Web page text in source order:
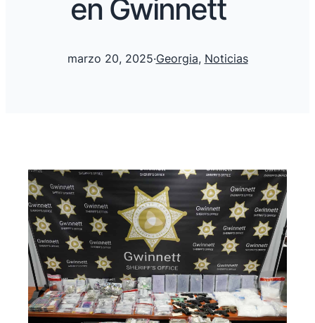
en Gwinnett
marzo 20, 2025·Georgia, Noticias